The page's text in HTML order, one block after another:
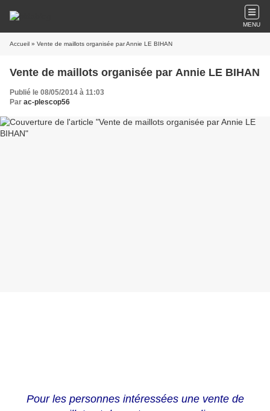
MENU
Accueil » Vente de maillots organisée par Annie LE BIHAN
Vente de maillots organisée par Annie LE BIHAN
Publié le 08/05/2014 à 11:03
Par ac-plescop56
Pour les personnes intéressées une vente de